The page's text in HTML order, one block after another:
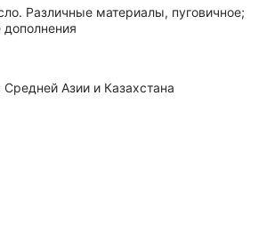
Различные материалы, пуговичное;
Средней Азии и Казахстана